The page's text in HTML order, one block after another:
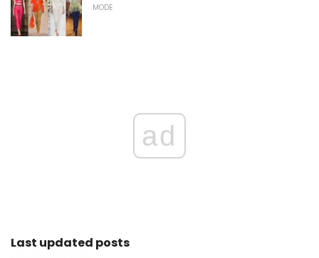
MODE
ad
Last updated posts